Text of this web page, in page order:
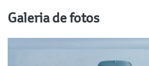
Galeria de fotos